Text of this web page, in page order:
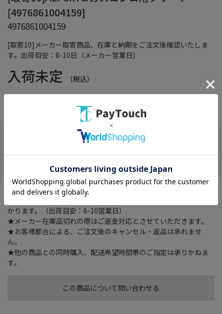
[取寄10]メーカー取寄商品、在庫と納期をご注文後確認いたしま
す。出荷目安：8-10日（メーカー営業日)
[4976861004159]
4976861004159
入荷未定 （税込）
在庫：×
この商品について問い合わせる
在庫がありません
お気に入り
★ご注文確認後に在庫状況をお調べいたします。
かります。（出荷目安：6-10営業日）
★メーカー在庫品切れの際はご返金対応とさせていただきます。
★お客様都合による、ご注文後のキャンセル・返品は承れませ
ん。
★他の商品との同時購入、配送希望時間帯のご指定は承りかねま
す。